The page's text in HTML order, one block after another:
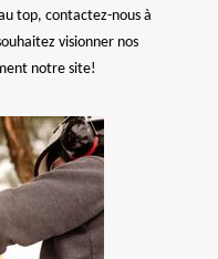
top, contactez-nous à
visionner nos
notre site!